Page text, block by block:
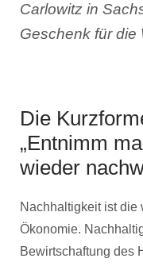
Carlowitz in
Geschenk für die
Die
„Entnimm
wieder
Nachhaltigkeit ist die
Ökonomie.
Bewirtschaftung des